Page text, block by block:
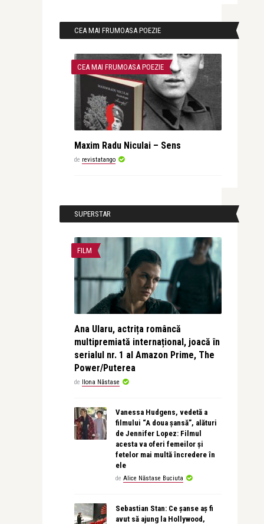
CEA MAI FRUMOASA POEZIE
CEA MAI FRUMOASA POEZIE
Maxim Radu Niculai – Sens
de revistatango
SUPERSTAR
FILM
Ana Ularu, actrița româncă
multipremiată internațional, joacă în
serialul nr. 1 al Amazon Prime, The
Power/Puterea
de Ilona Năstase
Vanessa Hudgens, vedetă a
filmului “A doua șansă”, alături
de Jennifer Lopez: Filmul
acesta va oferi femeilor și
fetelor mai multă încredere în
ele
de Alice Năstase Buciuta
Sebastian Stan: Ce șanse aș fi
avut să ajung la Hollywood,